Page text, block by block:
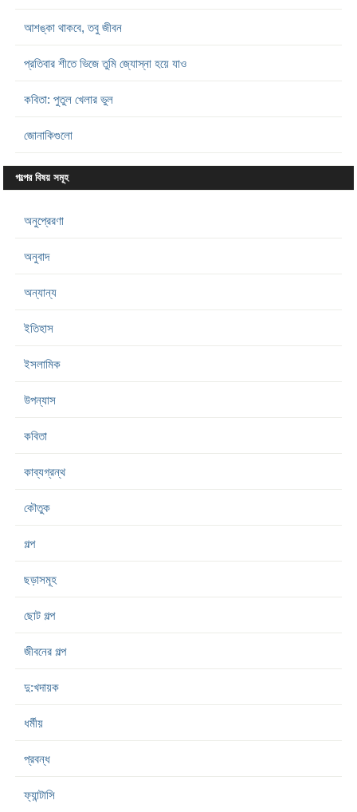
আশঙ্কা থাকবে, তবু জীবন
প্রতিবার শীতে ভিজে তুমি জ্যোস্না হয়ে যাও
কবিতা: পুতুল খেলার ভুল
জোনাকিগুলো
গল্পের বিষয় সমূহ
অনুপ্রেরণা
অনুবাদ
অন্যান্য
ইতিহাস
ইসলামিক
উপন্যাস
কবিতা
কাব্যগ্রন্থ
কৌতুক
গল্প
ছড়াসমূহ
ছোট গল্প
জীবনের গল্প
দু:খদায়ক
ধর্মীয়
প্রবন্ধ
ফ্যান্টাসি